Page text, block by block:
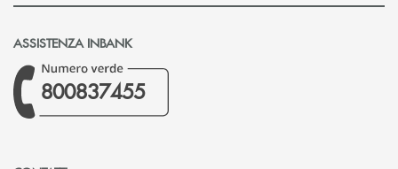
ASSISTENZA INBANK
800837455